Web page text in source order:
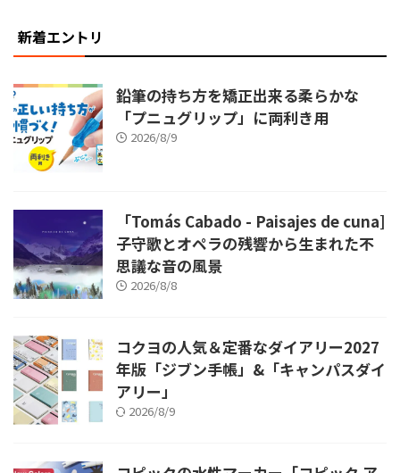
新着エントリ
鉛筆の持ち方を矯正出来る柔らかな
「プニュグリップ」に両利き用
2026/8/9
「Tomás Cabado - Paisajes de cuna]
子守歌とオペラの残響から生まれた不
思議な音の風景
2026/8/8
コクヨの人気＆定番なダイアリー2027
年版「ジブン手帳」&「キャンパスダイ
アリー」
2026/8/9